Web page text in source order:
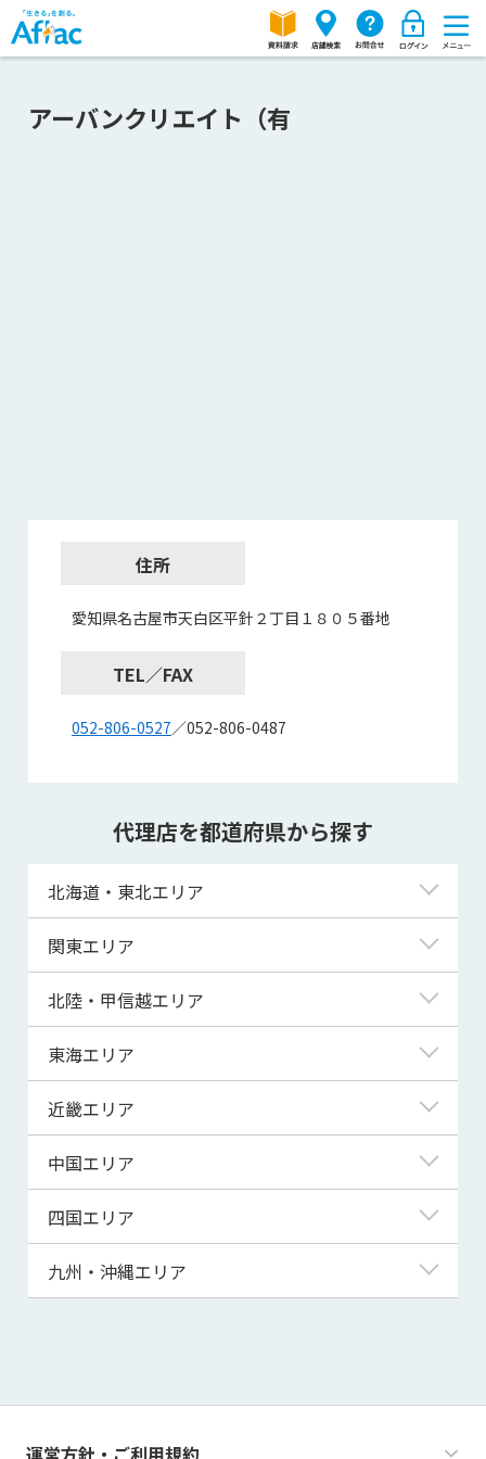
アーバンクリエイト（有
住所
愛知県名古屋市天白区平針２丁目１８０５番地
TEL／FAX
052-806-0527／052-806-0487
代理店を都道府県から探す
北海道・東北エリア
北海道
青森県
宮城県
秋田県
山形県
関東エリア
東京都
神奈川県
埼玉県
千葉県
茨城県
群馬県
北陸・甲信越エリア
新潟県
富山県
福井県
山梨県
長野県
東海エリア
岐阜県
静岡県
三重県
近畿エリア
滋賀県
京都府
大阪府
兵庫県
和歌山県
中国エリア
鳥取県
島根県
山口県
四国エリア
徳島県
高知県
九州・沖縄エリア
運営方針・ご利用規約